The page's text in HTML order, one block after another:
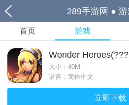
289手游网 ● 游
首页 游戏
Wonder
大小： 40M
语言：简体中文
立即下载